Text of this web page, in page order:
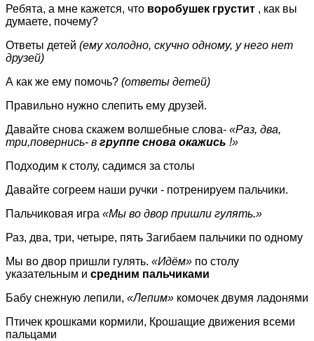
Ребята, а мне кажется, что воробушек грустит , как вы
думаете, почему?
Ответы детей (ему холодно, скучно одному, у него нет
друзей)
А как же ему помочь? (ответы детей)
Правильно нужно слепить ему друзей.
Давайте снова скажем волшебные слова- «Раз, два,
три,повернись- в группе снова окажись !»
Подходим к столу, садимся за столы
Давайте согреем наши ручки - потренируем пальчики.
Пальчиковая игра «Мы во двор пришли гулять.»
Раз, два, три, четыре, пять Загибаем пальчики по одному
Мы во двор пришли гулять. «Идём» по столу
указательным и средним пальчиками
Бабу снежную лепили, «Лепим» комочек двумя ладонями
Птичек крошками кормили, Крошащие движения всеми
пальцами